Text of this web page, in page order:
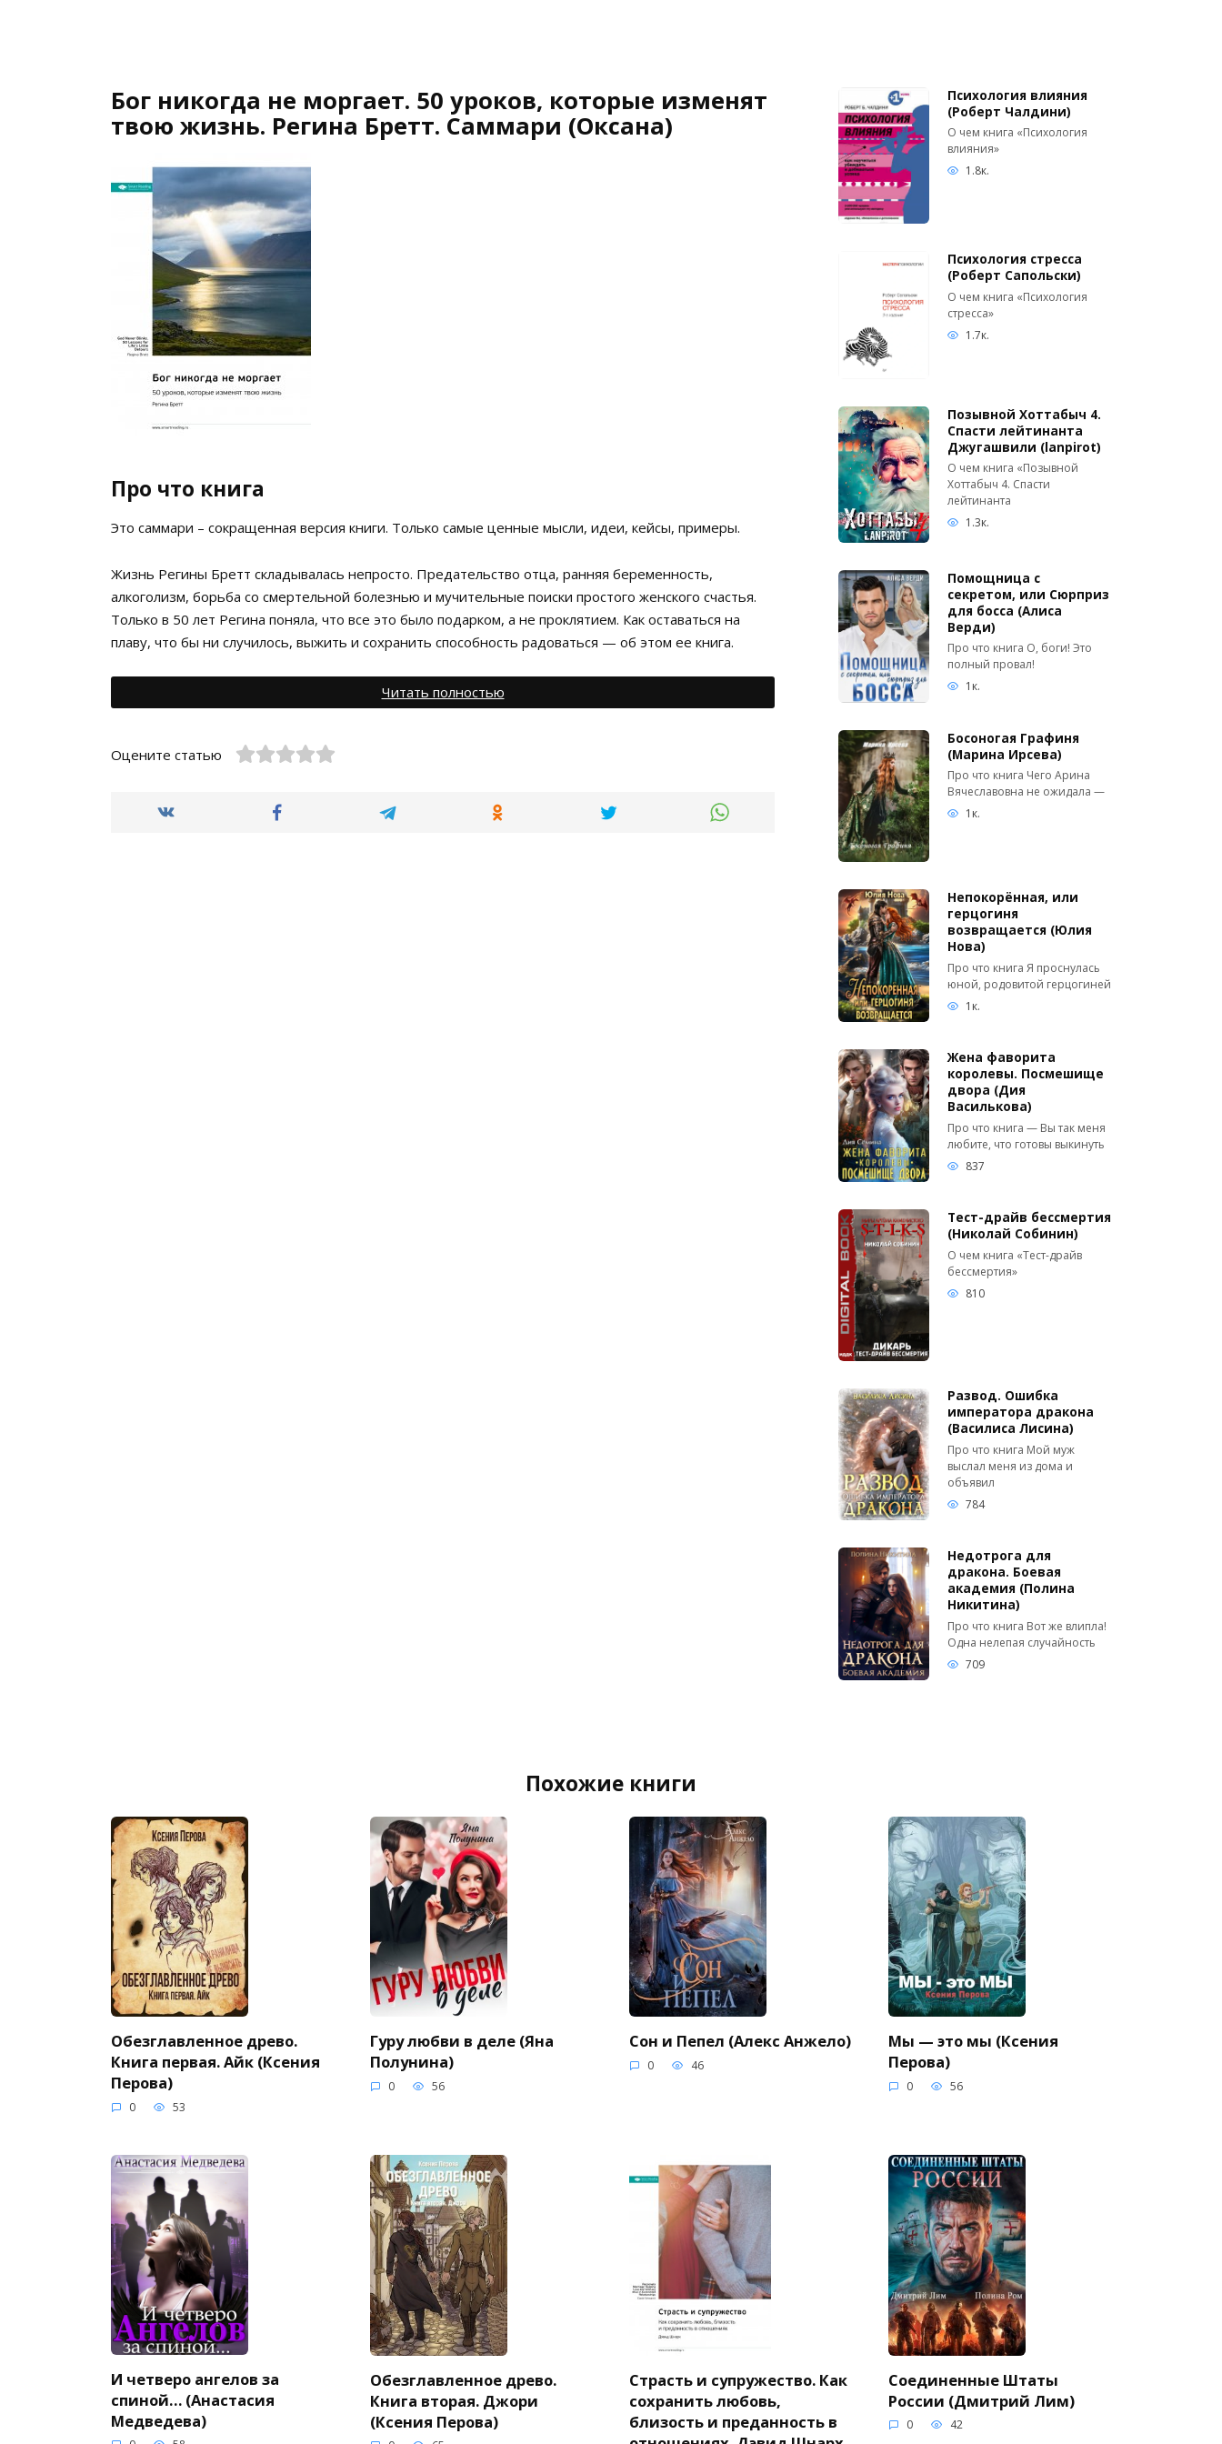
Бог никогда не моргает. 50 уроков, которые изменят
твою жизнь. Регина Бретт. Саммари (Оксана)
Про что книга
Это саммари – сокращенная версия книги. Только самые ценные мысли, идеи, кейсы, примеры.
Жизнь Регины Бретт складывалась непросто. Предательство отца, ранняя беременность,
алкоголизм, борьба со смертельной болезнью и мучительные поиски простого женского счастья.
Только в 50 лет Регина поняла, что все это было подарком, а не проклятием. Как оставаться на
плаву, что бы ни случилось, выжить и сохранить способность радоваться — об этом ее книга.
Читать полностью
Оцените статью
Психология влияния
(Роберт Чалдини)
О чем книга «Психология
влияния»
1.8к.
Психология стресса
(Роберт Сапольски)
О чем книга «Психология
стресса»
1.7к.
Позывной Хоттабыч 4.
Спасти лейтинанта
Джугашвили (lanpirot)
О чем книга «Позывной
Хоттабыч 4. Спасти
лейтинанта
1.3к.
Помощница с
секретом, или Сюрприз
для босса (Алиса
Верди)
Про что книга О, боги! Это
полный провал!
1к.
Босоногая Графиня
(Марина Ирсева)
Про что книга Чего Арина
Вячеславовна не ожидала —
1к.
Непокорённая, или
герцогиня
возвращается (Юлия
Нова)
Про что книга Я проснулась
юной, родовитой герцогиней
1к.
Жена фаворита
королевы. Посмешище
двора (Дия
Василькова)
Про что книга — Вы так меня
любите, что готовы выкинуть
837
Тест-драйв бессмертия
(Николай Собинин)
О чем книга «Тест-драйв
бессмертия»
810
Развод. Ошибка
императора дракона
(Василиса Лисина)
Про что книга Мой муж
выслал меня из дома и
объявил
784
Недотрога для
дракона. Боевая
академия (Полина
Никитина)
Про что книга Вот же влипла!
Одна нелепая случайность
709
Похожие книги
Обезглавленное древо.
Книга первая. Айк (Ксения
Перова)
0 53
Гуру любви в деле (Яна
Полунина)
0 56
Сон и Пепел (Алекс Анжело)
0 46
Мы — это мы (Ксения
Перова)
0 56
И четверо ангелов за
спиной… (Анастасия
Медведева)
Обезглавленное древо.
Книга вторая. Джори
(Ксения Перова)
Страсть и супружество. Как
сохранить любовь,
близость и преданность в
Соединенные Штаты
России (Дмитрий Лим)
0 42